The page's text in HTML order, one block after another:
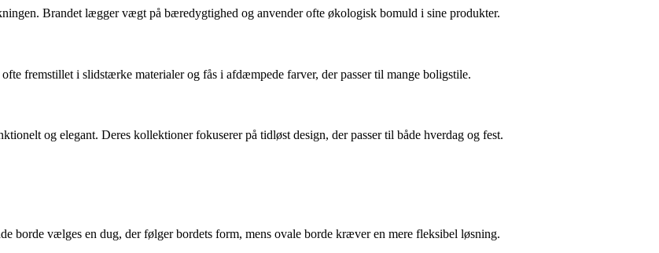
Brandet lægger vægt på bæredygtighed og anvender ofte økologisk bomuld i sine produkter.
fremstillet i slidstærke materialer og fås i afdæmpede farver, der passer til mange boligstile.
og elegant. Deres kollektioner fokuserer på tidløst design, der passer til både hverdag og fest.
borde vælges en dug, der følger bordets form, mens ovale borde kræver en mere fleksibel løsning.